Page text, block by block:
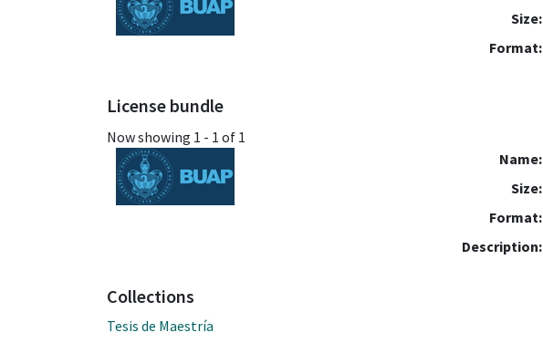
Size:
Format:
License bundle
Now showing 1 - 1 of 1
Name:
Size:
Format:
Description:
Collections
Tesis de Maestría